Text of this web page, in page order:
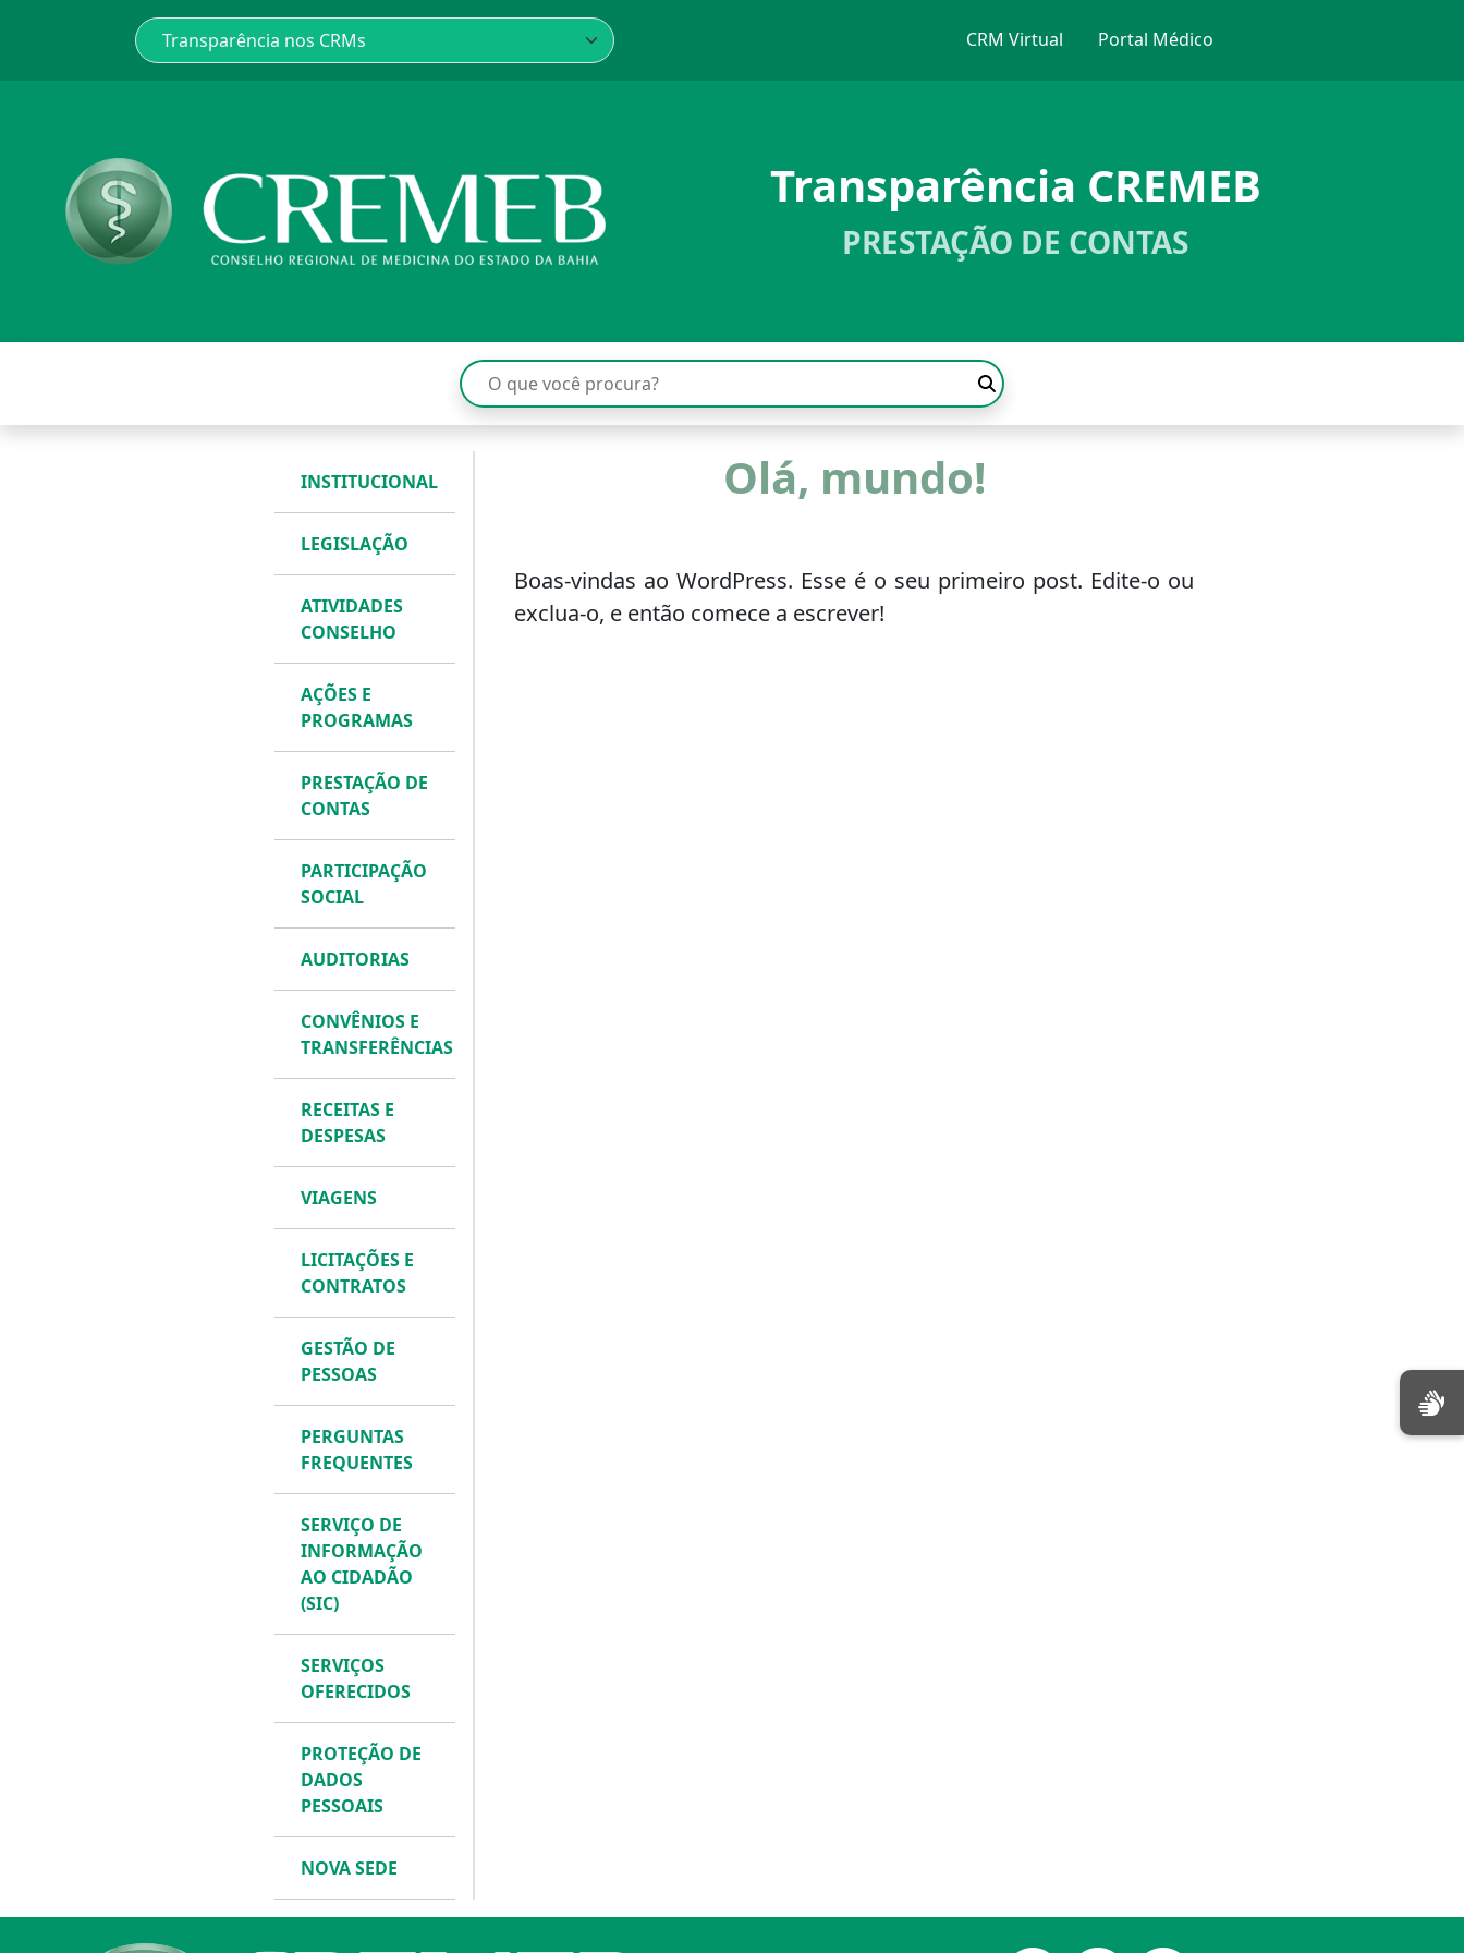
CRM Virtual Portal Médico
Transparência CREMEB
PRESTAÇÃO DE CONTAS
INSTITUCIONAL
LEGISLAÇÃO
ATIVIDADES
CONSELHO
AÇÕES E
PROGRAMAS
PRESTAÇÃO DE
CONTAS
PARTICIPAÇÃO
SOCIAL
AUDITORIAS
CONVÊNIOS E
TRANSFERÊNCIAS
RECEITAS E
DESPESAS
VIAGENS
LICITAÇÕES E
CONTRATOS
GESTÃO DE
PESSOAS
PERGUNTAS
FREQUENTES
SERVIÇO DE
INFORMAÇÃO
AO CIDADÃO
(SIC)
SERVIÇOS
OFERECIDOS
PROTEÇÃO DE
DADOS
PESSOAIS
NOVA SEDE
Olá, mundo!
Boas-vindas ao WordPress. Esse é o seu primeiro post. Edite-o ou
exclua-o, e então comece a escrever!